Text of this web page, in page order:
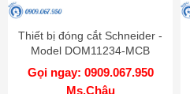
Thiết bị đóng cắt Schneider -
Model DOM11234-MCB
Gọi ngay: 0909.067.950
Ms.Châu